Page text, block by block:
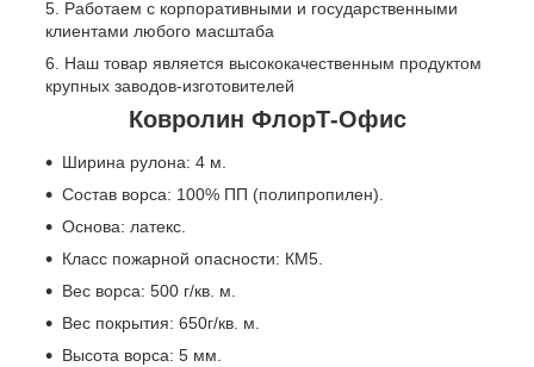
Работаем с корпоративными и государственными
клиентами любого масштаба
Наш товар является высококачественным продуктом
крупных заводов-изготовителей
Ковролин ФлорТ-Офис
Ширина рулона: 4 м.
Состав ворса: 100% ПП (полипропилен).
Основа: латекс.
Класс пожарной опасности: КМ5.
Вес ворса: 500 г/кв. м.
Вес покрытия: 650г/кв. м.
Высота ворса: 5 мм.